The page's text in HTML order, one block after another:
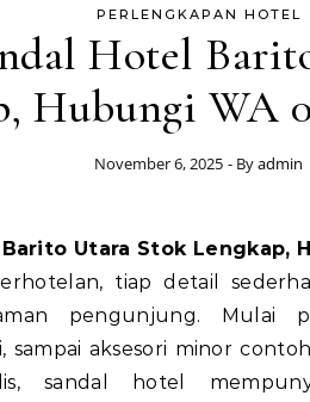
PERLENGKAPAN HOTEL
Hotel
Hubungi WA
November 6, 2025 - Byadmin
Barito Utara Stok Lengkap,
tiap detail
pengunjung. Mulai
sampai aksesori minor
sandal hotel